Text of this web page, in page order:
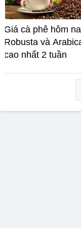
Giá cà phê hôm
Robusta và
cao nhất 2 tuần